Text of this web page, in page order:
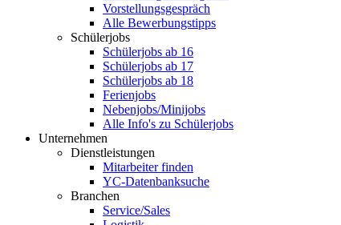
Vorstellungsgespräch
Alle Bewerbungstipps
Schülerjobs
Schülerjobs ab 16
Schülerjobs ab 17
Schülerjobs ab 18
Ferienjobs
Nebenjobs/Minijobs
Alle Info's zu Schülerjobs
Unternehmen
Dienstleistungen
Mitarbeiter finden
YC-Datenbanksuche
Branchen
Service/Sales